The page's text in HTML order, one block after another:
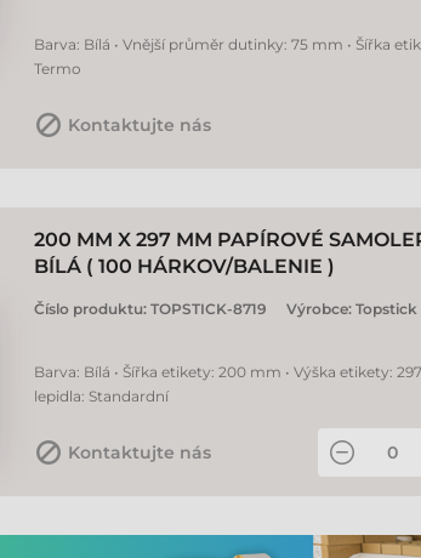
Barva: Bílá • Vnější průměr dutinky: 75 mm • Šířka
Termo
Kontaktujte nás
200 MM X 297 MM PAPÍROVÉ
BÍLÁ ( 100 HÁRKOV/BALENIE )
Číslo produktu: TOPSTICK-8719 Výrobce: Topstick
Barva: Bílá • Šířka etikety: 200 mm • Výška etikety:
lepidla: Standardní
Kontaktujte nás